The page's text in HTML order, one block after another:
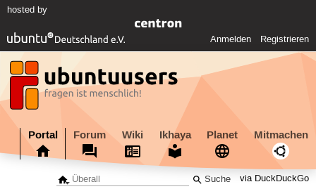
hosted by
Anmelden Registrieren
Portal Forum Wiki Ikhaya Planet Mitmachen
via DuckDuckGo